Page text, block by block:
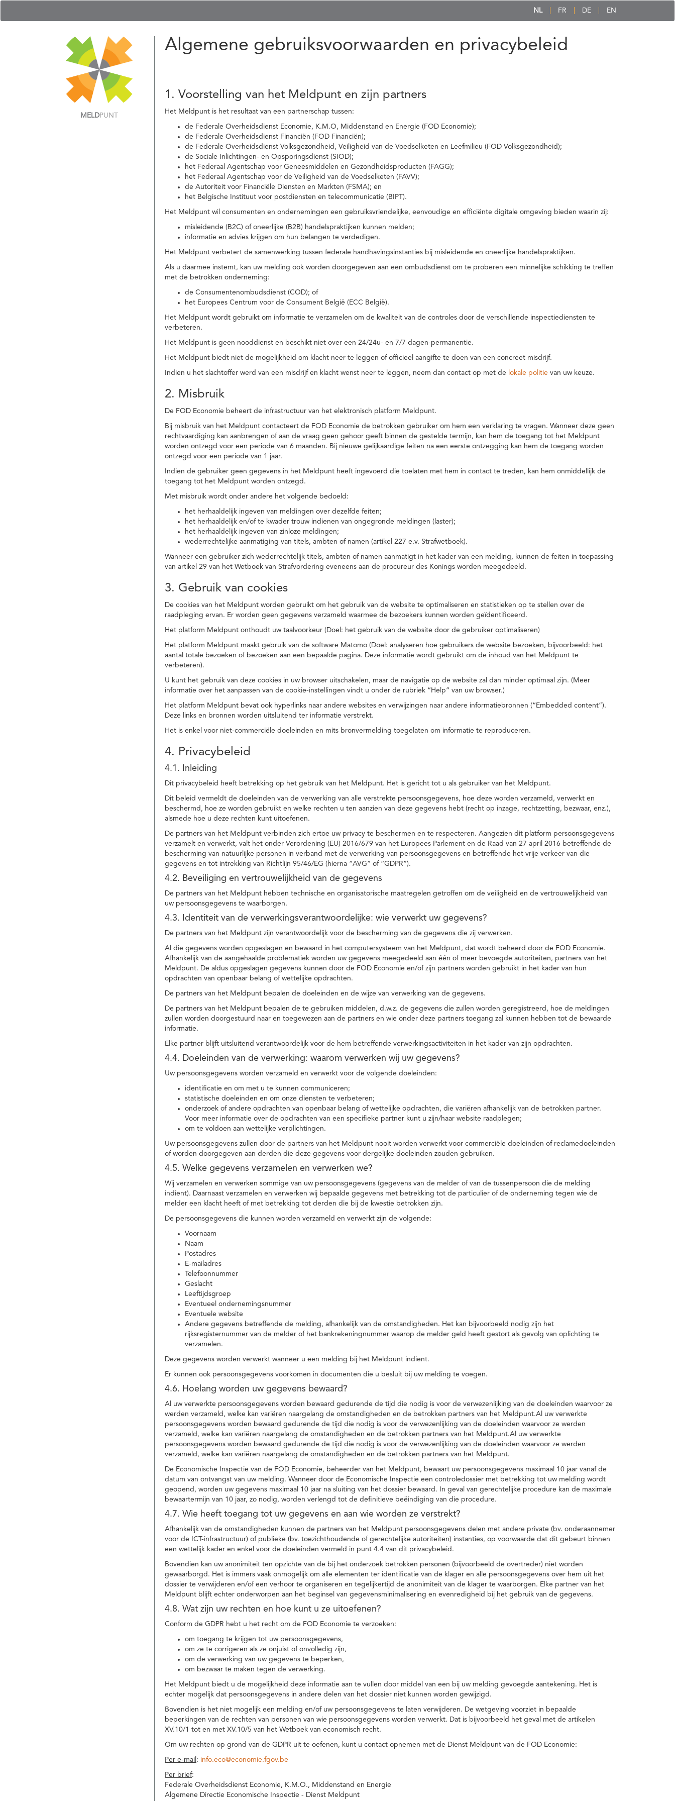
NL FR DE EN
MELDPUNT
Algemene gebruiksvoorwaarden en privacybeleid
1. Voorstelling van het Meldpunt en zijn partners
Het Meldpunt is het resultaat van een partnerschap tussen:
de Federale Overheidsdienst Economie, K.M.O, Middenstand en Energie (FOD Economie);
de Federale Overheidsdienst Financiën (FOD Financiën);
de Federale Overheidsdienst Volksgezondheid, Veiligheid van de Voedselketen en Leefmilieu (FOD Volksgezondheid);
de Sociale Inlichtingen- en Opsporingsdienst (SIOD);
het Federaal Agentschap voor Geneesmiddelen en Gezondheidsproducten (FAGG);
het Federaal Agentschap voor de Veiligheid van de Voedselketen (FAVV);
de Autoriteit voor Financiële Diensten en Markten (FSMA); en
het Belgische Instituut voor postdiensten en telecommunicatie (BIPT).
Het Meldpunt wil consumenten en ondernemingen een gebruiksvriendelijke, eenvoudige en efficiënte digitale omgeving bieden waarin zij:
misleidende (B2C) of oneerlijke (B2B) handelspraktijken kunnen melden;
informatie en advies krijgen om hun belangen te verdedigen.
Het Meldpunt verbetert de samenwerking tussen federale handhavingsinstanties bij misleidende en oneerlijke handelspraktijken.
Als u daarmee instemt, kan uw melding ook worden doorgegeven aan een ombudsdienst om te proberen een minnelijke schikking te treffen
met de betrokken onderneming:
de Consumentenombudsdienst (COD); of
het Europees Centrum voor de Consument België (ECC België).
Het Meldpunt wordt gebruikt om informatie te verzamelen om de kwaliteit van de controles door de verschillende inspectiediensten te
verbeteren.
Het Meldpunt is geen nooddienst en beschikt niet over een 24/24u- en 7/7 dagen-permanentie.
Het Meldpunt biedt niet de mogelijkheid om klacht neer te leggen of officieel aangifte te doen van een concreet misdrijf.
Indien u het slachtoffer werd van een misdrijf en klacht wenst neer te leggen, neem dan contact op met de lokale politie van uw keuze.
2. Misbruik
De FOD Economie beheert de infrastructuur van het elektronisch platform Meldpunt.
Bij misbruik van het Meldpunt contacteert de FOD Economie de betrokken gebruiker om hem een verklaring te vragen. Wanneer deze geen
rechtvaardiging kan aanbrengen of aan de vraag geen gehoor geeft binnen de gestelde termijn, kan hem de toegang tot het Meldpunt
worden ontzegd voor een periode van 6 maanden. Bij nieuwe gelijkaardige feiten na een eerste ontzegging kan hem de toegang worden
ontzegd voor een periode van 1 jaar.
Indien de gebruiker geen gegevens in het Meldpunt heeft ingevoerd die toelaten met hem in contact te treden, kan hem onmiddellijk de
toegang tot het Meldpunt worden ontzegd.
Met misbruik wordt onder andere het volgende bedoeld:
het herhaaldelijk ingeven van meldingen over dezelfde feiten;
het herhaaldelijk en/of te kwader trouw indienen van ongegronde meldingen (laster);
het herhaaldelijk ingeven van zinloze meldingen;
wederrechtelijke aanmatiging van titels, ambten of namen (artikel 227 e.v. Strafwetboek).
Wanneer een gebruiker zich wederrechtelijk titels, ambten of namen aanmatigt in het kader van een melding, kunnen de feiten in toepassing
van artikel 29 van het Wetboek van Strafvordering eveneens aan de procureur des Konings worden meegedeeld.
3. Gebruik van cookies
De cookies van het Meldpunt worden gebruikt om het gebruik van de website te optimaliseren en statistieken op te stellen over de
raadpleging ervan. Er worden geen gegevens verzameld waarmee de bezoekers kunnen worden geïdentificeerd.
Het platform Meldpunt onthoudt uw taalvoorkeur (Doel: het gebruik van de website door de gebruiker optimaliseren)
Het platform Meldpunt maakt gebruik van de software Matomo (Doel: analyseren hoe gebruikers de website bezoeken, bijvoorbeeld: het
aantal totale bezoeken of bezoeken aan een bepaalde pagina. Deze informatie wordt gebruikt om de inhoud van het Meldpunt te
verbeteren).
U kunt het gebruik van deze cookies in uw browser uitschakelen, maar de navigatie op de website zal dan minder optimaal zijn. (Meer
informatie over het aanpassen van de cookie-instellingen vindt u onder de rubriek “Help” van uw browser.)
Het platform Meldpunt bevat ook hyperlinks naar andere websites en verwijzingen naar andere informatiebronnen (“Embedded content”).
Deze links en bronnen worden uitsluitend ter informatie verstrekt.
Het is enkel voor niet-commerciële doeleinden en mits bronvermelding toegelaten om informatie te reproduceren.
4. Privacybeleid
4.1. Inleiding
Dit privacybeleid heeft betrekking op het gebruik van het Meldpunt. Het is gericht tot u als gebruiker van het Meldpunt.
Dit beleid vermeldt de doeleinden van de verwerking van alle verstrekte persoonsgegevens, hoe deze worden verzameld, verwerkt en
beschermd, hoe ze worden gebruikt en welke rechten u ten aanzien van deze gegevens hebt (recht op inzage, rechtzetting, bezwaar, enz.),
alsmede hoe u deze rechten kunt uitoefenen.
De partners van het Meldpunt verbinden zich ertoe uw privacy te beschermen en te respecteren. Aangezien dit platform persoonsgegevens
verzamelt en verwerkt, valt het onder Verordening (EU) 2016/679 van het Europees Parlement en de Raad van 27 april 2016 betreffende de
bescherming van natuurlijke personen in verband met de verwerking van persoonsgegevens en betreffende het vrije verkeer van die
gegevens en tot intrekking van Richtlijn 95/46/EG (hierna “AVG” of “GDPR”).
4.2. Beveiliging en vertrouwelijkheid van de gegevens
De partners van het Meldpunt hebben technische en organisatorische maatregelen getroffen om de veiligheid en de vertrouwelijkheid van
uw persoonsgegevens te waarborgen.
4.3. Identiteit van de verwerkingsverantwoordelijke: wie verwerkt uw gegevens?
De partners van het Meldpunt zijn verantwoordelijk voor de bescherming van de gegevens die zij verwerken.
Al die gegevens worden opgeslagen en bewaard in het computersysteem van het Meldpunt, dat wordt beheerd door de FOD Economie.
Afhankelijk van de aangehaalde problematiek worden uw gegevens meegedeeld aan één of meer bevoegde autoriteiten, partners van het
Meldpunt. De aldus opgeslagen gegevens kunnen door de FOD Economie en/of zijn partners worden gebruikt in het kader van hun
opdrachten van openbaar belang of wettelijke opdrachten.
De partners van het Meldpunt bepalen de doeleinden en de wijze van verwerking van de gegevens.
De partners van het Meldpunt bepalen de te gebruiken middelen, d.w.z. de gegevens die zullen worden geregistreerd, hoe de meldingen
zullen worden doorgestuurd naar en toegewezen aan de partners en wie onder deze partners toegang zal kunnen hebben tot de bewaarde
informatie.
Elke partner blijft uitsluitend verantwoordelijk voor de hem betreffende verwerkingsactiviteiten in het kader van zijn opdrachten.
4.4. Doeleinden van de verwerking: waarom verwerken wij uw gegevens?
Uw persoonsgegevens worden verzameld en verwerkt voor de volgende doeleinden:
identificatie en om met u te kunnen communiceren;
statistische doeleinden en om onze diensten te verbeteren;
onderzoek of andere opdrachten van openbaar belang of wettelijke opdrachten, die variëren afhankelijk van de betrokken partner.
Voor meer informatie over de opdrachten van een specifieke partner kunt u zijn/haar website raadplegen;
om te voldoen aan wettelijke verplichtingen.
Uw persoonsgegevens zullen door de partners van het Meldpunt nooit worden verwerkt voor commerciële doeleinden of reclamedoeleinden
of worden doorgegeven aan derden die deze gegevens voor dergelijke doeleinden zouden gebruiken.
4.5. Welke gegevens verzamelen en verwerken we?
Wij verzamelen en verwerken sommige van uw persoonsgegevens (gegevens van de melder of van de tussenpersoon die de melding
indient). Daarnaast verzamelen en verwerken wij bepaalde gegevens met betrekking tot de particulier of de onderneming tegen wie de
melder een klacht heeft of met betrekking tot derden die bij de kwestie betrokken zijn.
De persoonsgegevens die kunnen worden verzameld en verwerkt zijn de volgende:
Voornaam
Naam
Postadres
E-mailadres
Telefoonnummer
Geslacht
Leeftijdsgroep
Eventueel ondernemingsnummer
Eventuele website
Andere gegevens betreffende de melding, afhankelijk van de omstandigheden. Het kan bijvoorbeeld nodig zijn het
rijksregisternummer van de melder of het bankrekeningnummer waarop de melder geld heeft gestort als gevolg van oplichting te
verzamelen.
Deze gegevens worden verwerkt wanneer u een melding bij het Meldpunt indient.
Er kunnen ook persoonsgegevens voorkomen in documenten die u besluit bij uw melding te voegen.
4.6. Hoelang worden uw gegevens bewaard?
Al uw verwerkte persoonsgegevens worden bewaard gedurende de tijd die nodig is voor de verwezenlijking van de doeleinden waarvoor ze
werden verzameld, welke kan variëren naargelang de omstandigheden en de betrokken partners van het Meldpunt.Al uw verwerkte
persoonsgegevens worden bewaard gedurende de tijd die nodig is voor de verwezenlijking van de doeleinden waarvoor ze werden
verzameld, welke kan variëren naargelang de omstandigheden en de betrokken partners van het Meldpunt.Al uw verwerkte
persoonsgegevens worden bewaard gedurende de tijd die nodig is voor de verwezenlijking van de doeleinden waarvoor ze werden
verzameld, welke kan variëren naargelang de omstandigheden en de betrokken partners van het Meldpunt.
De Economische Inspectie van de FOD Economie, beheerder van het Meldpunt, bewaart uw persoonsgegevens maximaal 10 jaar vanaf de
datum van ontvangst van uw melding. Wanneer door de Economische Inspectie een controledossier met betrekking tot uw melding wordt
geopend, worden uw gegevens maximaal 10 jaar na sluiting van het dossier bewaard. In geval van gerechtelijke procedure kan de maximale
bewaartermijn van 10 jaar, zo nodig, worden verlengd tot de definitieve beëindiging van die procedure.
4.7. Wie heeft toegang tot uw gegevens en aan wie worden ze verstrekt?
Afhankelijk van de omstandigheden kunnen de partners van het Meldpunt persoonsgegevens delen met andere private (bv. onderaannemer
voor de ICT-infrastructuur) of publieke (bv. toezichthoudende of gerechtelijke autoriteiten) instanties, op voorwaarde dat dit gebeurt binnen
een wettelijk kader en enkel voor de doeleinden vermeld in punt 4.4 van dit privacybeleid.
Bovendien kan uw anonimiteit ten opzichte van de bij het onderzoek betrokken personen (bijvoorbeeld de overtreder) niet worden
gewaarborgd. Het is immers vaak onmogelijk om alle elementen ter identificatie van de klager en alle persoonsgegevens over hem uit het
dossier te verwijderen en/of een verhoor te organiseren en tegelijkertijd de anonimiteit van de klager te waarborgen. Elke partner van het
Meldpunt blijft echter onderworpen aan het beginsel van gegevensminimalisering en evenredigheid bij het gebruik van de gegevens.
4.8. Wat zijn uw rechten en hoe kunt u ze uitoefenen?
Conform de GDPR hebt u het recht om de FOD Economie te verzoeken:
om toegang te krijgen tot uw persoonsgegevens,
om ze te corrigeren als ze onjuist of onvolledig zijn,
om de verwerking van uw gegevens te beperken,
om bezwaar te maken tegen de verwerking.
Het Meldpunt biedt u de mogelijkheid deze informatie aan te vullen door middel van een bij uw melding gevoegde aantekening. Het is
echter mogelijk dat persoonsgegevens in andere delen van het dossier niet kunnen worden gewijzigd.
Bovendien is het niet mogelijk een melding en/of uw persoonsgegevens te laten verwijderen. De wetgeving voorziet in bepaalde
beperkingen van de rechten van personen van wie persoonsgegevens worden verwerkt. Dat is bijvoorbeeld het geval met de artikelen
XV.10/1 tot en met XV.10/5 van het Wetboek van economisch recht.
Om uw rechten op grond van de GDPR uit te oefenen, kunt u contact opnemen met de Dienst Meldpunt van de FOD Economie:
Per e-mail : info.eco@economie.fgov.be
Per brief:
Federale Overheidsdienst Economie, K.M.O., Middenstand en Energie
Algemene Directie Economische Inspectie - Dienst Meldpunt